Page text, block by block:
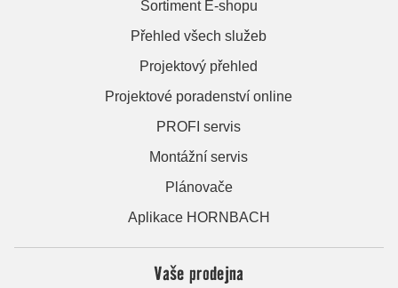
Sortiment E-shopu
Přehled všech služeb
Projektový přehled
Projektové poradenství online
PROFI servis
Montážní servis
Plánovače
Aplikace HORNBACH
Vaše prodejna